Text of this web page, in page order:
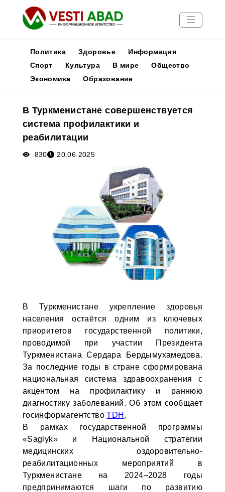
Новости
Медиа
Афиша
Политика Здоровье
Информация
Спорт
Культура В мире
Общество
Экономика
Образование
В Туркменистане совершенствуется
система профилактики и
реабилитации
830 20.06.2025
В Туркменистане укрепление здоровья
населения остаётся одним из ключевых
приоритетов государственной политики,
проводимой при участии Президента
Туркменистана Сердара Бердымухамедова.
За последние годы в стране сформирована
национальная система здравоохранения с
акцентом на профилактику и раннюю
диагностику заболеваний. Об этом сообщает
госинформагентствоTDH .
В рамках государственной программы
«Saglyk» и Национальной стратегии
медицинских оздоровительно-
реабилитационных мероприятий в
Туркменистане на 2024–2028 годы
предпринимаются шаги по развитию